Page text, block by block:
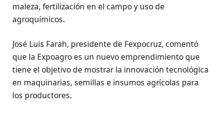
maleza, fertilización en el campo y uso de
agroquímicos.
José Luis Farah, presidente de Fexpocruz, comentó
que la Expoagro es un nuevo emprendimiento que
tiene el objetivo de mostrar la innovación tecnológica
en maquinarias, semillas e insumos agrícolas para
los productores.